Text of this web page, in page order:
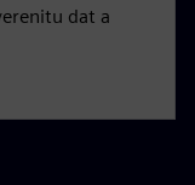
dat a